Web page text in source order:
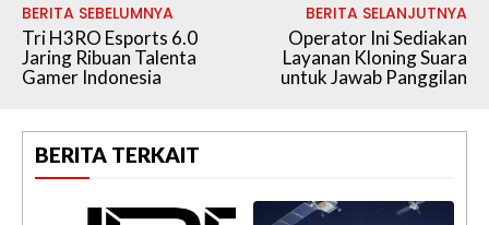
BERITA SEBELUMNYA
Tri H3RO Esports 6.0
Jaring Ribuan Talenta
Gamer Indonesia
BERITA SELANJUTNYA
Operator Ini Sediakan
Layanan Kloning Suara
untuk Jawab Panggilan
BERITA TERKAIT